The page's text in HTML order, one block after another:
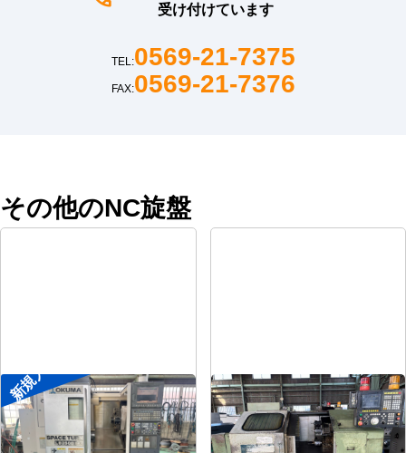
受け付けています
TEL:0569-21-7375
FAX:0569-21-7376
その他のNC旋盤
新規入荷
8″NC旋盤
メーカー オークマ
8″NC旋盤
メーカー オークマ